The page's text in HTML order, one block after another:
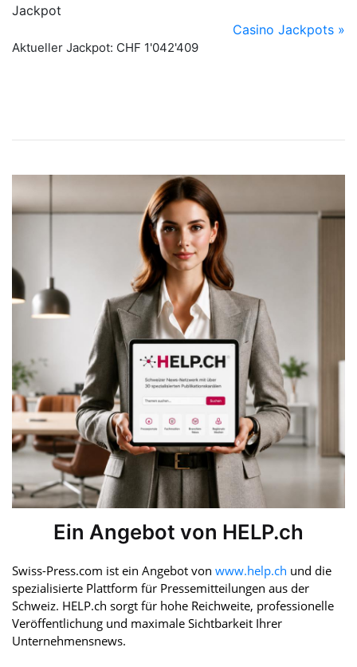
Ein Angebot von HELP.ch
Swiss-Press.com ist ein Angebot von www.help.ch und die
spezialisierte Plattform für Pressemitteilungen aus der
Schweiz. HELP.ch sorgt für hohe Reichweite, professionelle
Veröffentlichung und maximale Sichtbarkeit Ihrer
Unternehmensnews.